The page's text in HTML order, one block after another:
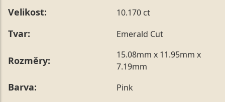
konkrétní velikosti. Tu je možné nechat kdykoliv
upravit prostřednictvím našich služeb na Vámi
ale také až po následném obdarování.
Vámi preferovanou velikost můžete uvést přímo do
sdělit během jejího telefonického ověření, které z naší
Velikost: 10.170 ct
Tvar: Emerald Cut
Rozměry:
15.08mm x 11.95mm x
7.19mm
Barva: Pink